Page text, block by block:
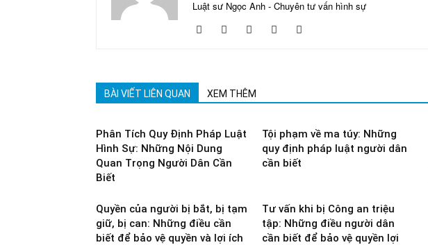
Luật sư Ngọc Anh - Chuyên tư vấn hình sự
BÀI VIẾT LIÊN QUAN XEM THÊM
Phân Tích Quy Định Pháp Luật
Hình Sự: Những Nội Dung
Quan Trọng Người Dân Cần
Biết
Tội phạm về ma túy: Những
quy định pháp luật người dân
cần biết
Quyền của người bị bắt, bị tạm
giữ, bị can: Những điều cần
biết để bảo vệ quyền và lợi ích
Tư vấn khi bị Công an triệu
tập: Những điều người dân
cần biết để bảo vệ quyền lợi